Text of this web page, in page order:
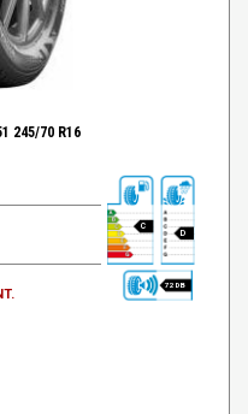
245/70 R16
C
D
72 DB